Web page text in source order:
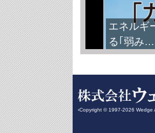
エネルギ
る｢弱み…
‹Copyright © 1997-2026 Wedge